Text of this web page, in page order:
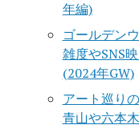
年編)
ゴールデン
雑度やSNS
(2024年GW)
アート巡り
青山や六本